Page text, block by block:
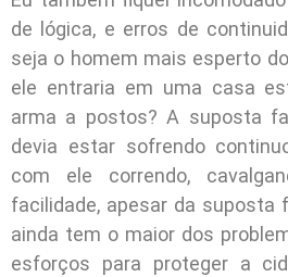
de lógica, e erros de
seja o homem mais esperto
ele entraria em uma casa
arma a postos? A suposta
devia estar sofrendo
com ele correndo,
facilidade, apesar da suposta
ainda tem o maior dos
esforços para proteger a